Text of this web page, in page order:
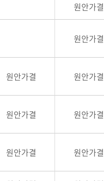
원안가결
원안가결
원안가결 원안가결
원안가결 원안가결
원안가결 원안가결